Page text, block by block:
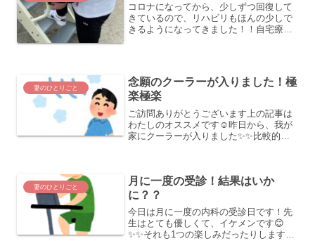
コロナになってから、少しずつ回復して
きているので、リハビリもほんの少しで
きるようになってきました！！自宅療養
て、一周するのにとても時...
妻のひとりごと
念願のクーラーが入りました！極
楽極楽
ご訪問ありがとうございます上の記事は
わたしのオススメです☺️昨日から、我が
家にクーラーが入りました✨✨比較的涼
ました🙏✨クーラーを付...
妻のひとりごと
月に一度の受診！結果はいか
に？？
今日は月に一度の内科の受診日です！先
生はとても優しくて、イケメンです😊
✨✨それも1つの楽しみだったりします👍